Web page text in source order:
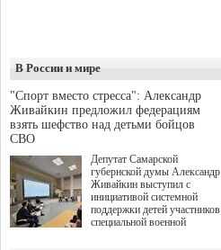
В России и мире
"Спорт вместо стресса": Александр
Живайкин предложил федерациям
взять шефство над детьми бойцов
СВО
Депутат Самарской
губернской думы Александр
Живайкин выступил с
инициативой системной
поддержки детей участников
специальной военной